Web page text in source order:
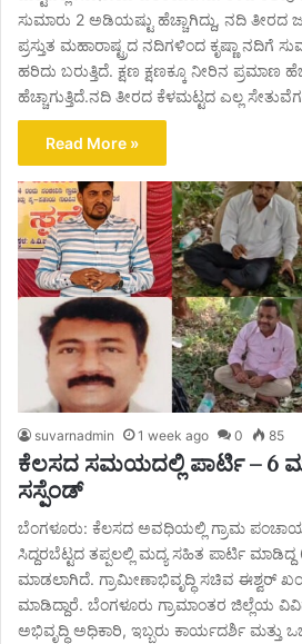
ಸುಮಾರು 2 ಅಡಿಯಷ್ಟು ಹೆಚ್ಚಾಗಿದ್ದು, ನದಿ
ಪ್ರಸ್ತುತ ಮಹಾರಾಷ್ಟ್ರದ ನದಿಗಳಿಂದ ಕೃಷ್ಣಾ ನದಿಗೆ
ಹರಿದು ಬರುತ್ತಿದೆ. ಕ್ಷಣ ಕ್ಷಣಕ್ಕೂ ನೀರಿನ ಪ್ರಮಾಣ
ಹೆಚ್ಚಾಗುತ್ತಿದೆ.ನದಿ ತೀರದ ಕೆಳಮಟ್ಟದ ಎಲ್ಲ
Read More »
suvarnadmin 1 week ago 0 85
ಕೆಲಸದ ಸಮಯದಲ್ಲಿ ಪಾರ್ಟಿ – 6
ಸಸ್ಪೆಂಡ್
ಬೆಂಗಳೂರು: ಕೆಲಸದ ಅವಧಿಯಲ್ಲಿ ಗ್ರಾಮ
ಸಿದ್ದರಬೆಟ್ಟದ ತಪ್ಪಲಲ್ಲಿ ಮದ್ಯ ಸಹಿತ ಪಾರ್ಟಿ
ಮಾಡಲಾಗಿದೆ. ಗ್ರಾಮೀಣಾಭಿವೃದ್ಧಿ ಸಚಿವ ಈಶ್ವರ್
ಮಾಡಿದ್ದಾರೆ. ಬೆಂಗಳೂರು ಗ್ರಾಮಾಂತರ ಜಿಲ್ಲೆಯ
ಅಭಿವೃದ್ಧಿ ಅಧಿಕಾರಿ, ಇಬ್ಬರು ಕಾರ್ಯದರ್ಶಿ ಮತ್ತು